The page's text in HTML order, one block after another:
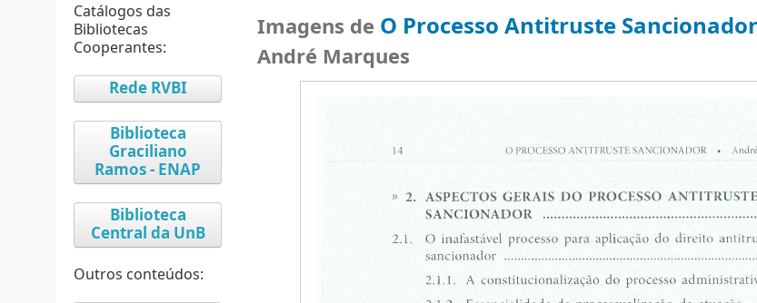
Catálogos das
Bibliotecas
Cooperantes:
Rede RVBI
Biblioteca
Graciliano
Ramos - ENAP
Biblioteca
Central da UnB
Outros conteúdos:
Imagens de O Processo Antitruste
André Marques